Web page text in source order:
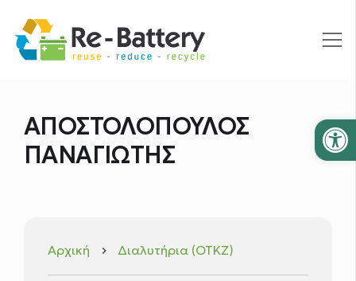
ΑΠΟΣΤΟΛΟΠΟΥΛΟΣ
ΠΑΝΑΓΙΩΤΗΣ
Αρχική keyboard_arrow_right Διαλυτήρια (ΟΤΚΖ)